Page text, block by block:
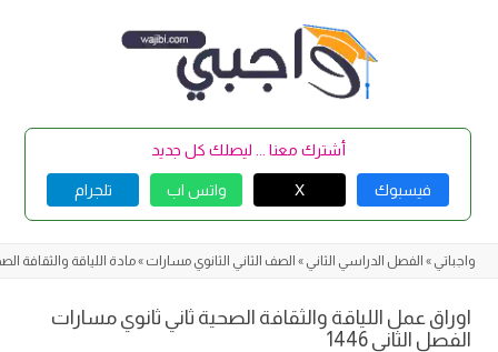
أشترك معنا ... ليصلك كل جديد
فيسبوك X واتس اب تلجرام
واجباتي » الفصل الدراسي الثاني » الصف الثاني الثانوي مسارات »مادة اللياقة والثقافة
اوراق عمل اللياقة والثقافة الصحية ثاني ثانوي مسارات
الفصل الثاني 1446